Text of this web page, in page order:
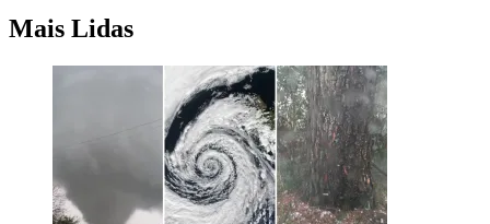
Mais Lidas